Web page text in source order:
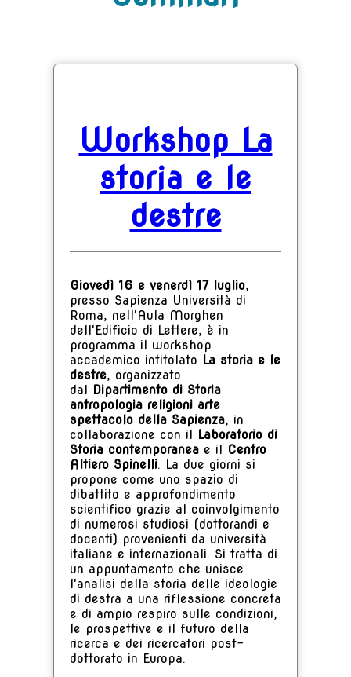
Workshop La
storia e le
destre
Giovedì 16 e venerdì 17 luglio,
presso Sapienza Università di
Roma, nell'Aula Morghen
dell'Edificio di Lettere, è in
programma il workshop
accademico intitolato La storia e le
destre, organizzato
dal Dipartimento di Storia
antropologia religioni arte
spettacolo della Sapienza, in
collaborazione con il Laboratorio di
Storia contemporanea e il Centro
Altiero Spinelli. La due giorni si
propone come uno spazio di
dibattito e approfondimento
scientifico grazie al coinvolgimento
di numerosi studiosi (dottorandi e
docenti) provenienti da università
italiane e internazionali. Si tratta di
un appuntamento che unisce
l'analisi della storia delle ideologie
di destra a una riflessione concreta
e di ampio respiro sulle condizioni,
le prospettive e il futuro della
ricerca e dei ricercatori post-
dottorato in Europa.